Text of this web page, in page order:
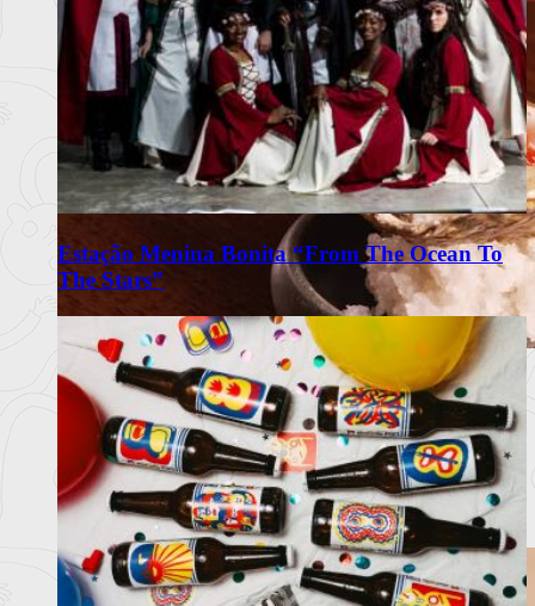
Estação Menina Bonita “From The Ocean To
The Stars”
Omakase Wa celebra a tradição do
Edomae Sushi em Lisboa
Restaurante com recomendação do Guia Michelin propõe
experiência intimis
Ler mais+